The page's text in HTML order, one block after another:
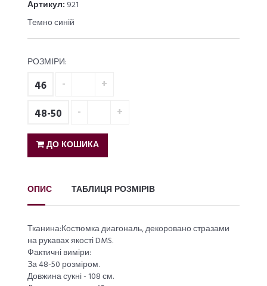
Артикул: 921
Темно синій
РОЗМІРИ:
46
48-50
ДО КОШИКА
ОПИС ТАБЛИЦЯ РОЗМІРІВ
Тканина:Костюмка диагональ, декоровано стразами
на рукавах якості DMS.
Фактичні виміри:
За 48-50 розміром.
Довжина сукні - 108 см.